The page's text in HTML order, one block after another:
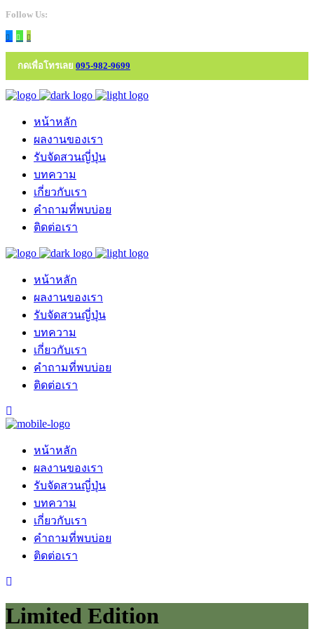
Follow Us:
กดเพื่อโทรเลย 095-982-9699
หน้าหลัก
ผลงานของเรา
รับจัดสวนญี่ปุ่น
บทความ
เกี่ยวกับเรา
คำถามที่พบบ่อย
ติดต่อเรา
หน้าหลัก
ผลงานของเรา
รับจัดสวนญี่ปุ่น
บทความ
เกี่ยวกับเรา
คำถามที่พบบ่อย
ติดต่อเรา
หน้าหลัก
ผลงานของเรา
รับจัดสวนญี่ปุ่น
บทความ
เกี่ยวกับเรา
คำถามที่พบบ่อย
ติดต่อเรา
Limited Edition